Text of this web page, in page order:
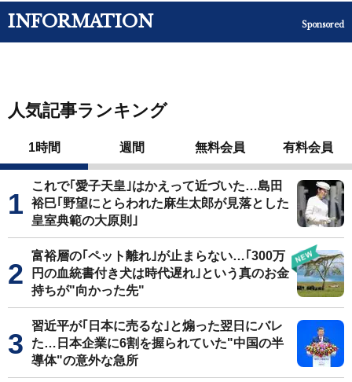
INFORMATION Sponsored
人気記事ランキング
1時間 週間 無料会員 有料会員
これで｢愛子天皇｣はかえって近づいた…島田
裕巳｢野望にとらわれた麻生太郎が見落とした
皇室典範の大原則｣
富裕層の｢ペット離れ｣が止まらない…｢300万
円の血統書付き犬は時代遅れ｣という真のお金
持ちが"向かった先"
習近平が｢日本に売るな｣と煽った翌日にバレ
た…日本企業に6割を握られていた"中国の半
導体"の意外な急所